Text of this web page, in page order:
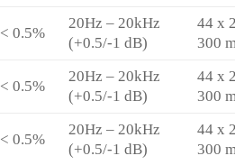
< 0.5%
20Hz – 20kHz
(+0.5/-1 dB)
44 x
300
< 0.5%
20Hz – 20kHz
(+0.5/-1 dB)
44 x
300
< 0.5%
20Hz – 20kHz
(+0.5/-1 dB)
44 x
300